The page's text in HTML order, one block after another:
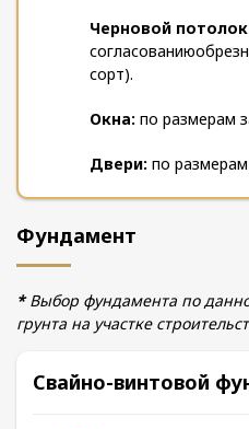
Черновой
согласованию
сорт).
Окна: по размерам
Двери: по размерам
Фундамент
*Выбор фундамента по
грунта на участке
Свайно-винтовой